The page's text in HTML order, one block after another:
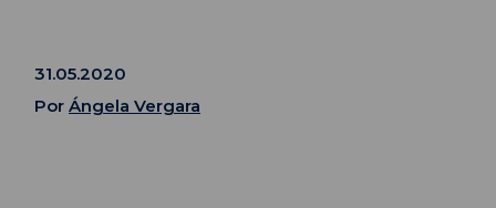
31.05.2020
Por Ángela Vergara